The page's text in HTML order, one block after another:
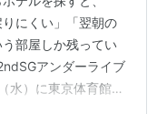
りにくい」「翌朝の
部屋しか残ってい
アンダーライブ
水）に東京体育館で